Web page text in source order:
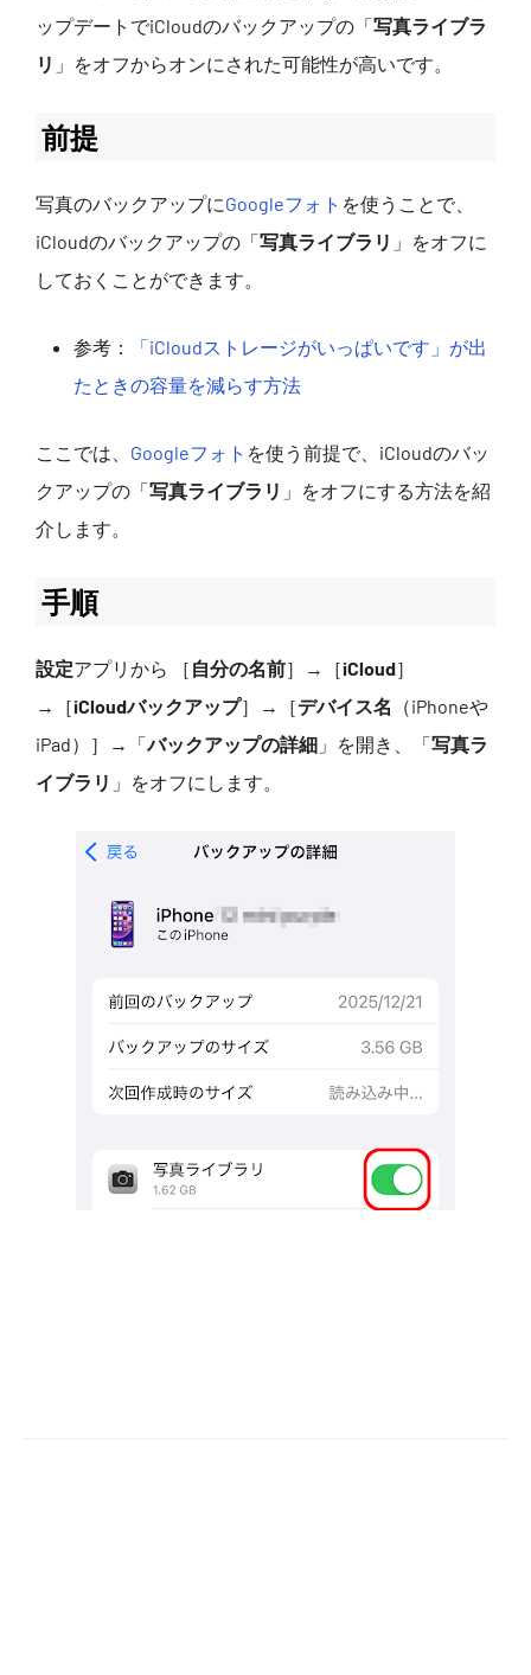
ップデートでiCloudのバックアップの「写真ライブラ
リ 」をオフからオンにされた可能性が高いです。
前提
写真のバックアップにGoogleフォト を使うことで、
iCloudのバックアップの「写真ライブラリ 」をオフに
しておくことができます。
参考：
「iCloudストレージがいっぱいです」が出
たときの容量を減らす方法
ここでは、 Googleフォト を使う前提で、iCloudのバッ
クアップの「写真ライブラリ 」をオフにする方法を紹
介します。
手順
設定アプリから ［ 自分の名前］→［iCloud］
→［iCloudバックアップ］→［デバイス名
（iPhoneや
iPad）］→「バックアップの詳細 」を開き、「写真ラ
イブラリ 」をオフにします。